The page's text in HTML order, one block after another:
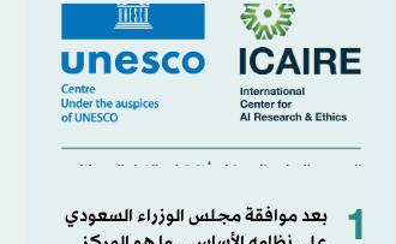
1
بعد موافقة مجلس الوزراء السعودي